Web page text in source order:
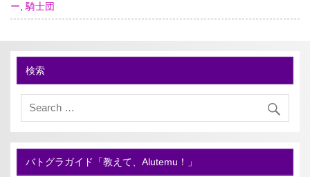
ー ,騎士団
検索
バトグラガイド「教えて、Alutemu！」